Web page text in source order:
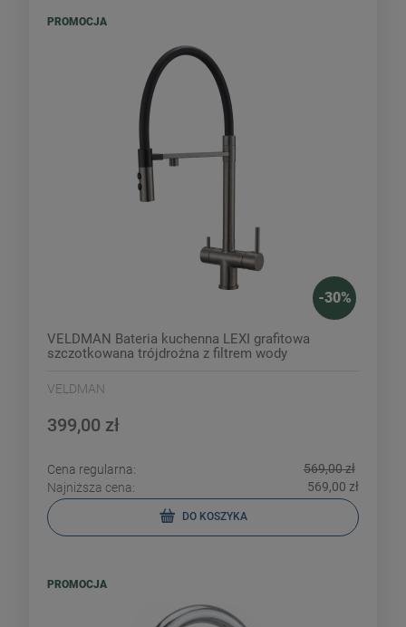
-30%
VELDMAN Bateria kuchenna LEXI grafitowa
szczotkowana trójdrożna z filtrem wody
VELDMAN
399,00 zł
Cena regularna:
569,00 zł
Najniższa cena:
569,00 zł
DO KOSZYKA
PROMOCJA
PROMOCJA